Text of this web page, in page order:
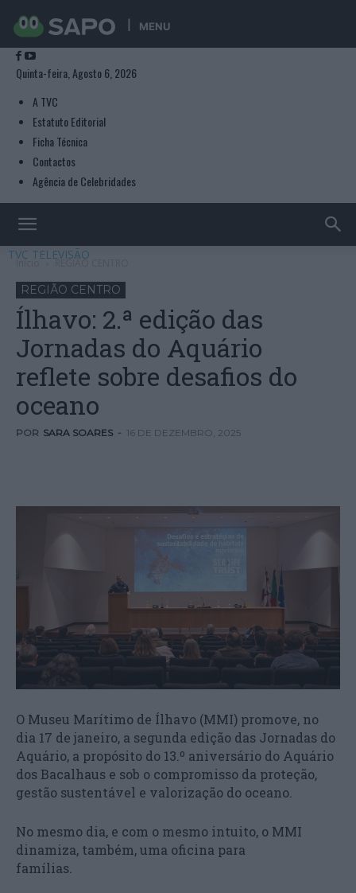
MENU
Quinta-feira, Agosto 6, 2026
A TVC
Estatuto Editorial
Ficha Técnica
Contactos
Agência de Celebridades
TVC TELEVISÃO
Início REGIÃO CENTRO
REGIÃO CENTRO
Ílhavo: 2.ª edição das
Jornadas do Aquário
reflete sobre desafios do
oceano
POR SARA SOARES - 16 DE DEZEMBRO, 2025
O Museu Marítimo de Ílhavo (MMI) promove, no
dia 17 de janeiro, a segunda edição das Jornadas do
Aquário, a propósito do 13.º aniversário do Aquário
dos Bacalhaus e sob o compromisso da proteção,
gestão sustentável e valorização do oceano.
No mesmo dia, e com o mesmo intuito, o MMI
dinamiza, também, uma oficina para
famílias.